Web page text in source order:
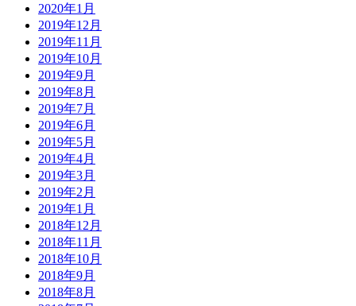
2020年1月
2019年12月
2019年11月
2019年10月
2019年9月
2019年8月
2019年7月
2019年6月
2019年5月
2019年4月
2019年3月
2019年2月
2019年1月
2018年12月
2018年11月
2018年10月
2018年9月
2018年8月